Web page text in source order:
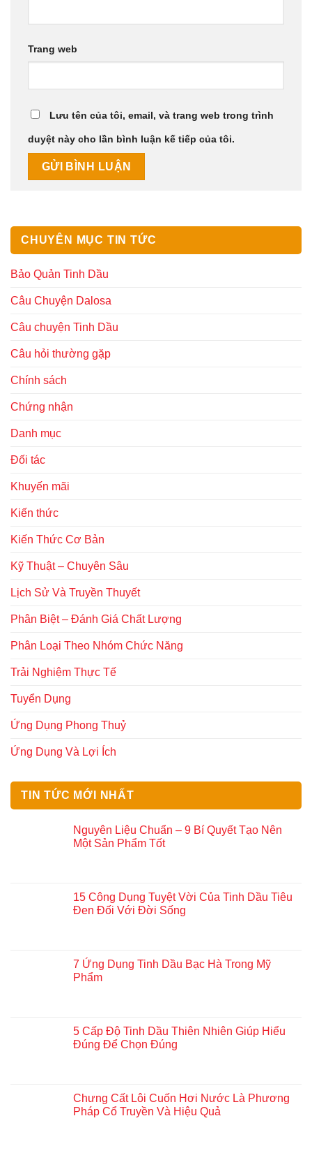
Trang web
Lưu tên của tôi, email, và trang web trong trình
duyệt này cho lần bình luận kế tiếp của tôi.
CHUYÊN MỤC TIN TỨC
Bảo Quản Tinh Dầu
Câu Chuyện Dalosa
Câu chuyện Tinh Dầu
Câu hỏi thường gặp
Chính sách
Chứng nhận
Danh mục
Đối tác
Khuyến mãi
Kiến thức
Kiến Thức Cơ Bản
Kỹ Thuật – Chuyên Sâu
Lịch Sử Và Truyền Thuyết
Phân Biệt – Đánh Giá Chất Lượng
Phân Loại Theo Nhóm Chức Năng
Trải Nghiệm Thực Tế
Tuyển Dụng
Ứng Dụng Phong Thuỷ
Ứng Dụng Và Lợi Ích
TIN TỨC MỚI NHẤT
Nguyên Liệu Chuẩn – 9 Bí Quyết Tạo Nên
Một Sản Phẩm Tốt
15 Công Dụng Tuyệt Vời Của Tinh Dầu Tiêu
Đen Đối Với Đời Sống
7 Ứng Dụng Tinh Dầu Bạc Hà Trong Mỹ
Phẩm
5 Cấp Độ Tinh Dầu Thiên Nhiên Giúp Hiểu
Đúng Để Chọn Đúng
Chưng Cất Lôi Cuốn Hơi Nước Là Phương
Pháp Cổ Truyền Và Hiệu Quả